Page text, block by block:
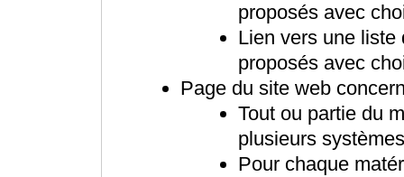
proposés avec
Lien vers une liste
proposés avec
Page du site web
Tout ou partie du
plusieurs
Pour chaque